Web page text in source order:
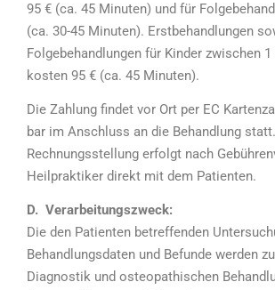
95 € (ca. 45 Minuten) und für
(ca. 30-45 Minuten). Erstbehandlungen
Folgebehandlungen für Kinder zwischen
kosten 95 € (ca. 45 Minuten).
Die Zahlung findet vor Ort per EC
bar im Anschluss an die Behandlung
Rechnungsstellung erfolgt nach
Heilpraktiker direkt mit dem Patienten.
D. Verarbeitungszweck:
Die den Patienten betreffenden
Behandlungsdaten und Befunde werden
Diagnostik und osteopathischen